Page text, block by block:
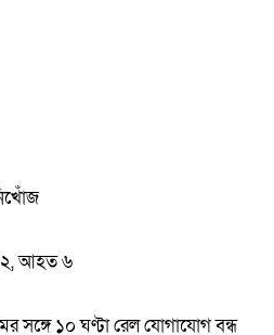
২, আহত ৬
সঙ্গে ১০ ঘণ্টা রেল যোগাযোগ বন্ধ